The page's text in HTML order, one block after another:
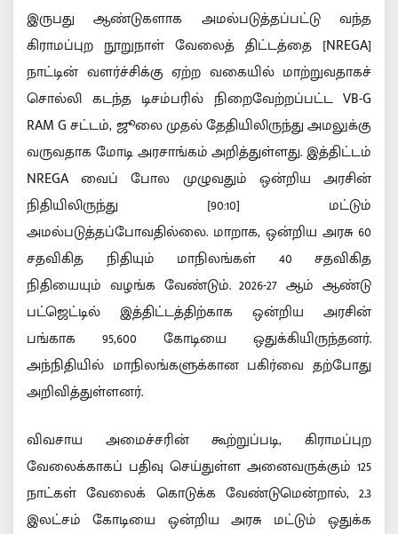
இருபது ஆண்டுகளாக அமல்படுத்தப்பட்டு வந்த
கிராமப்புற நூறுநாள் வேலைத் திட்டத்தை [NREGA]
நாட்டின் வளர்ச்சிக்கு ஏற்ற வகையில் மாற்றுவதாகச்
சொல்லி கடந்த டிசம்பரில் நிறைவேற்றப்பட்ட VB-G
RAM G சட்டம், ஜூலை முதல் தேதியிலிருந்து அமலுக்கு
வருவதாக மோடி அரசாங்கம் அறித்துள்ளது. இத்திட்டம்
NREGA வைப் போல முழுவதும் ஒன்றிய அரசின்
நிதியிலிருந்து [90:10] மட்டும்
அமல்படுத்தப்போவதில்லை. மாறாக, ஒன்றிய அரசு 60
சதவிகித நிதியும் மாநிலங்கள் 40 சதவிகித
நிதியையும் வழங்க வேண்டும். 2026-27 ஆம் ஆண்டு
பட்ஜெட்டில் இத்திட்டத்திற்காக ஒன்றிய அரசின்
பங்காக 95,600 கோடியை ஒதுக்கியிருந்தனர்.
அந்நிதியில் மாநிலங்களுக்கான பகிர்வை தற்போது
அறிவித்துள்ளனர்.
விவசாய அமைச்சரின் கூற்றுப்படி, கிராமப்புற
வேலைக்காகப் பதிவு செய்துள்ள அனைவருக்கும் 125
நாட்கள் வேலைக் கொடுக்க வேண்டுமென்றால், 2.3
இலட்சம் கோடியை ஒன்றிய அரசு மட்டும் ஒதுக்க